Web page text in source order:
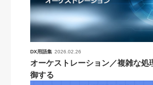
DX用語集 2026.02.26
オーケストレーション／複雑な処
御する